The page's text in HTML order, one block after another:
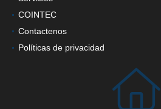
COINTEC
Contactenos
Políticas de privacidad